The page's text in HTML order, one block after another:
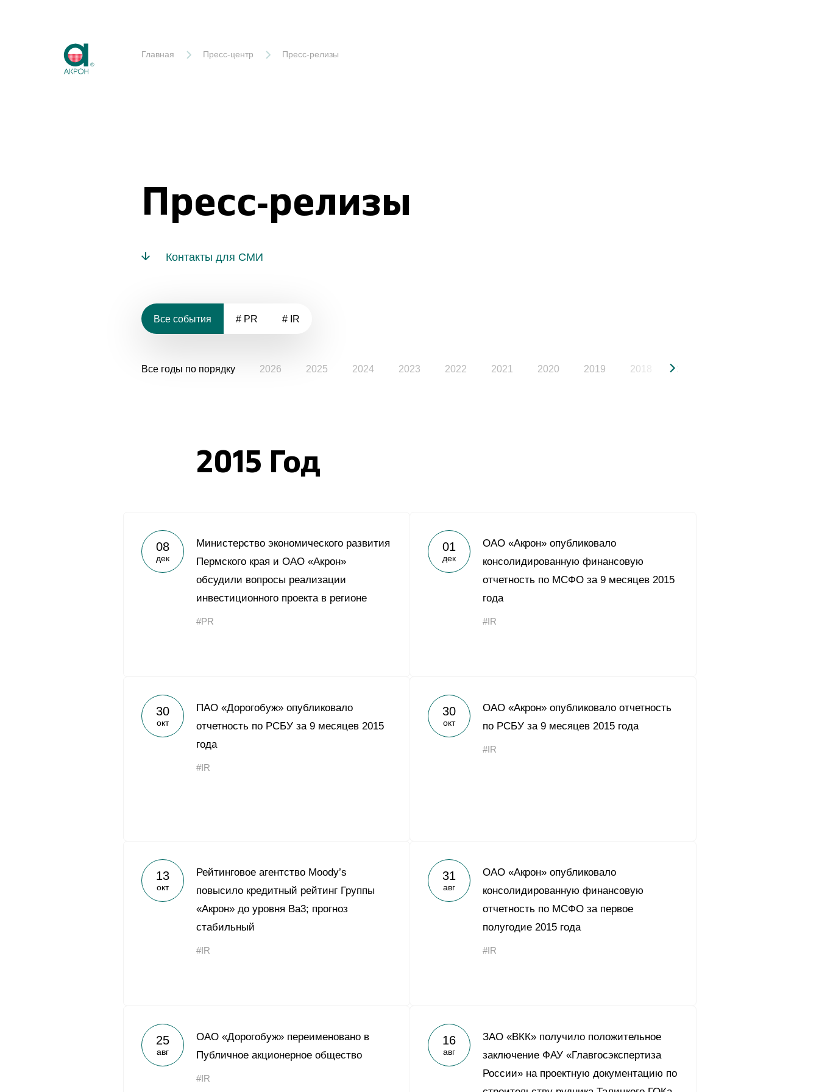
Главная Пресс-центр Пресс-релизы
Пресс-релизы
Контакты для СМИ
Все события # PR # IR
Все годы по порядку 2026 2025 2024 2023 2022 2021 2020 2019 2018
2015 Год
08
дек
Министерство экономического развития
Пермского края и ОАО «Акрон»
обсудили вопросы реализации
инвестиционного проекта в регионе
#PR
01
дек
ОАО «Акрон» опубликовало
консолидированную финансовую
отчетность по МСФО за 9 месяцев 2015
года
#IR
30
окт
ПАО «Дорогобуж» опубликовало
отчетность по РСБУ за 9 месяцев 2015
года
#IR
30
окт
ОАО «Акрон» опубликовало отчетность
по РСБУ за 9 месяцев 2015 года
#IR
13
окт
Рейтинговое агентство Moody’s
повысило кредитный рейтинг Группы
«Акрон» до уровня Ba3; прогноз
стабильный
#IR
31
авг
ОАО «Акрон» опубликовало
консолидированную финансовую
отчетность по МСФО за первое
полугодие 2015 года
#IR
25
авг
ОАО «Дорогобуж» переименовано в
Публичное акционерное общество
#IR
16
авг
ЗАО «ВКК» получило положительное
заключение ФАУ «Главгосэкспертиза
России» на проектную документацию по